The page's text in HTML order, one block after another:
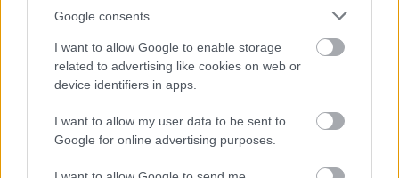
Google consents
I want to allow Google to enable storage
related to advertising like cookies on web or
device identifiers in apps.
I want to allow my user data to be sent to
Google for online advertising purposes.